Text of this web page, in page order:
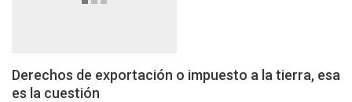
Derechos de exportación o impuesto a la tierra, esa
es la cuestión